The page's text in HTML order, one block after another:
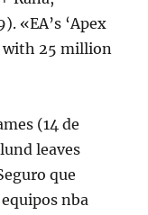
«EA’s ‘Apex
with 25 million
(14 de
leaves
que
nba